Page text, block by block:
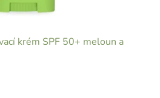
krém SPF 50+ meloun a